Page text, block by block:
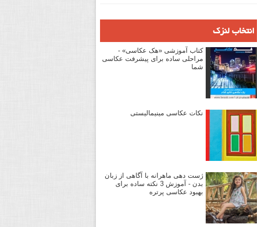
انتخاب لنزک
کتاب آموزشی «هک عکاسی» -
مراحلی ساده برای پیشرفت عکاسی
شما
نکات عکاسی مینیمالیستی
ژست دهی ماهرانه با آگاهی از زبان
بدن - آموزش 3 نکته ساده برای
بهبود عکاسی پرتره